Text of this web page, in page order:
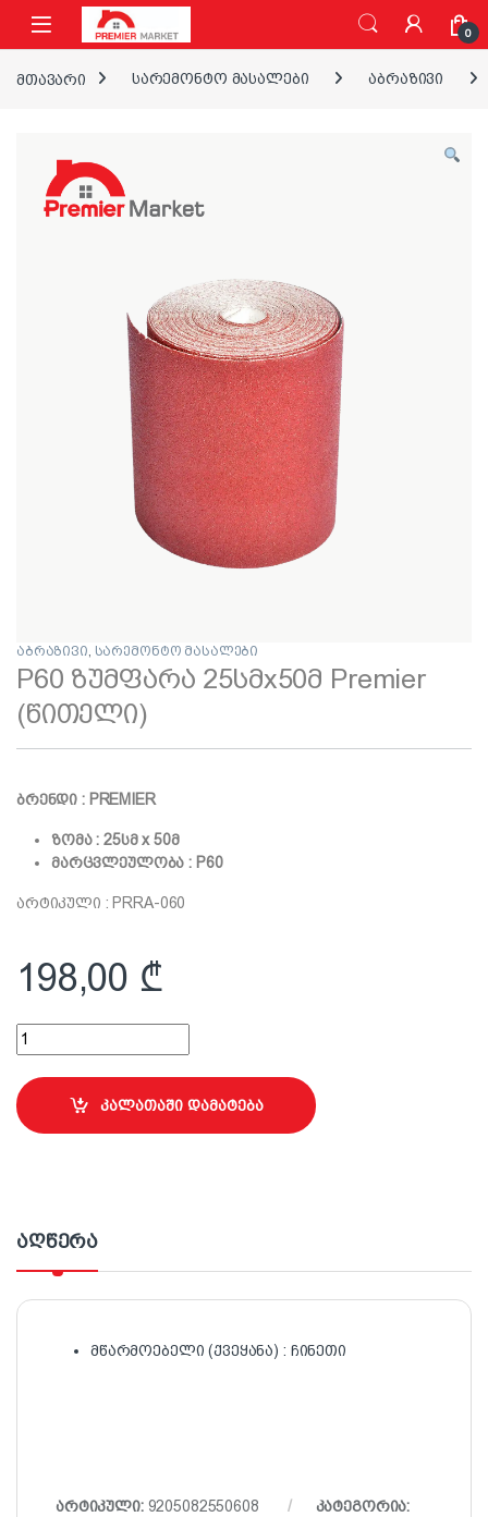
ნავიგაციაზე გადასვლა
შინაარსზე გადასვლა
0
მთავარი სარემონტო მასალები აბრაზივი
აბრაზივი, სარემონტო მასალები
P60 ზუმფარა 25სმx50მ Premier
(წითელი)
ბრენდი : PREMIER
ზომა : 25სმ x 50მ
მარცვლეულობა : P60
არტიკული : PRRA-060
198,00 ₾
P60 ზუმფარა 25სმx50მ Premier (წითელი) quantity
კალათაში დამატება
აღწერა
მწარმოებელი (ქვეყანა) : ჩინეთი
არტიკული: 9205082550608
კატეგორია: